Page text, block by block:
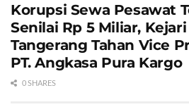
Korupsi Sewa Pesawat
Senilai Rp 5 Miliar,
Tangerang Tahan Vice
PT. Angkasa Pura Kargo
0 SHARES